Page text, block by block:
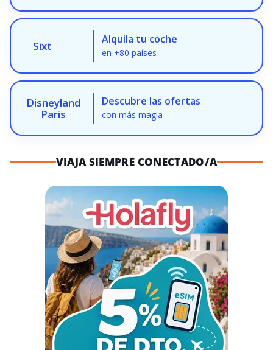
Sixt Alquila tu coche
en +80 países
Disneyland
Paris
Descubre las ofertas
con más magia
VIAJA SIEMPRE CONECTADO/A